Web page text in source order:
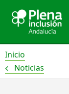
contenido
Inicio
Noticias